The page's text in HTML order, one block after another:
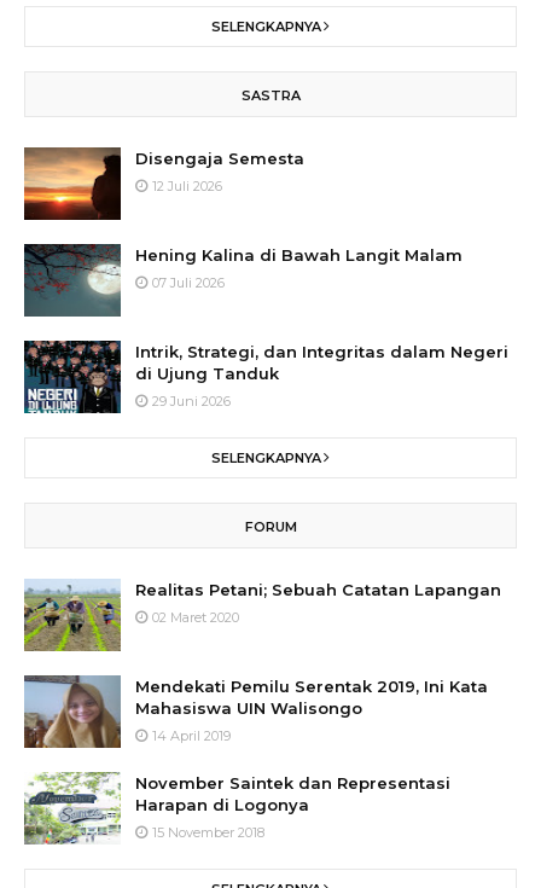
SELENGKAPNYA
SASTRA
Disengaja Semesta
12 Juli 2026
Hening Kalina di Bawah Langit Malam
07 Juli 2026
Intrik, Strategi, dan Integritas dalam Negeri
di Ujung Tanduk
29 Juni 2026
SELENGKAPNYA
FORUM
Realitas Petani; Sebuah Catatan Lapangan
02 Maret 2020
Mendekati Pemilu Serentak 2019, Ini Kata
Mahasiswa UIN Walisongo
14 April 2019
November Saintek dan Representasi
Harapan di Logonya
15 November 2018